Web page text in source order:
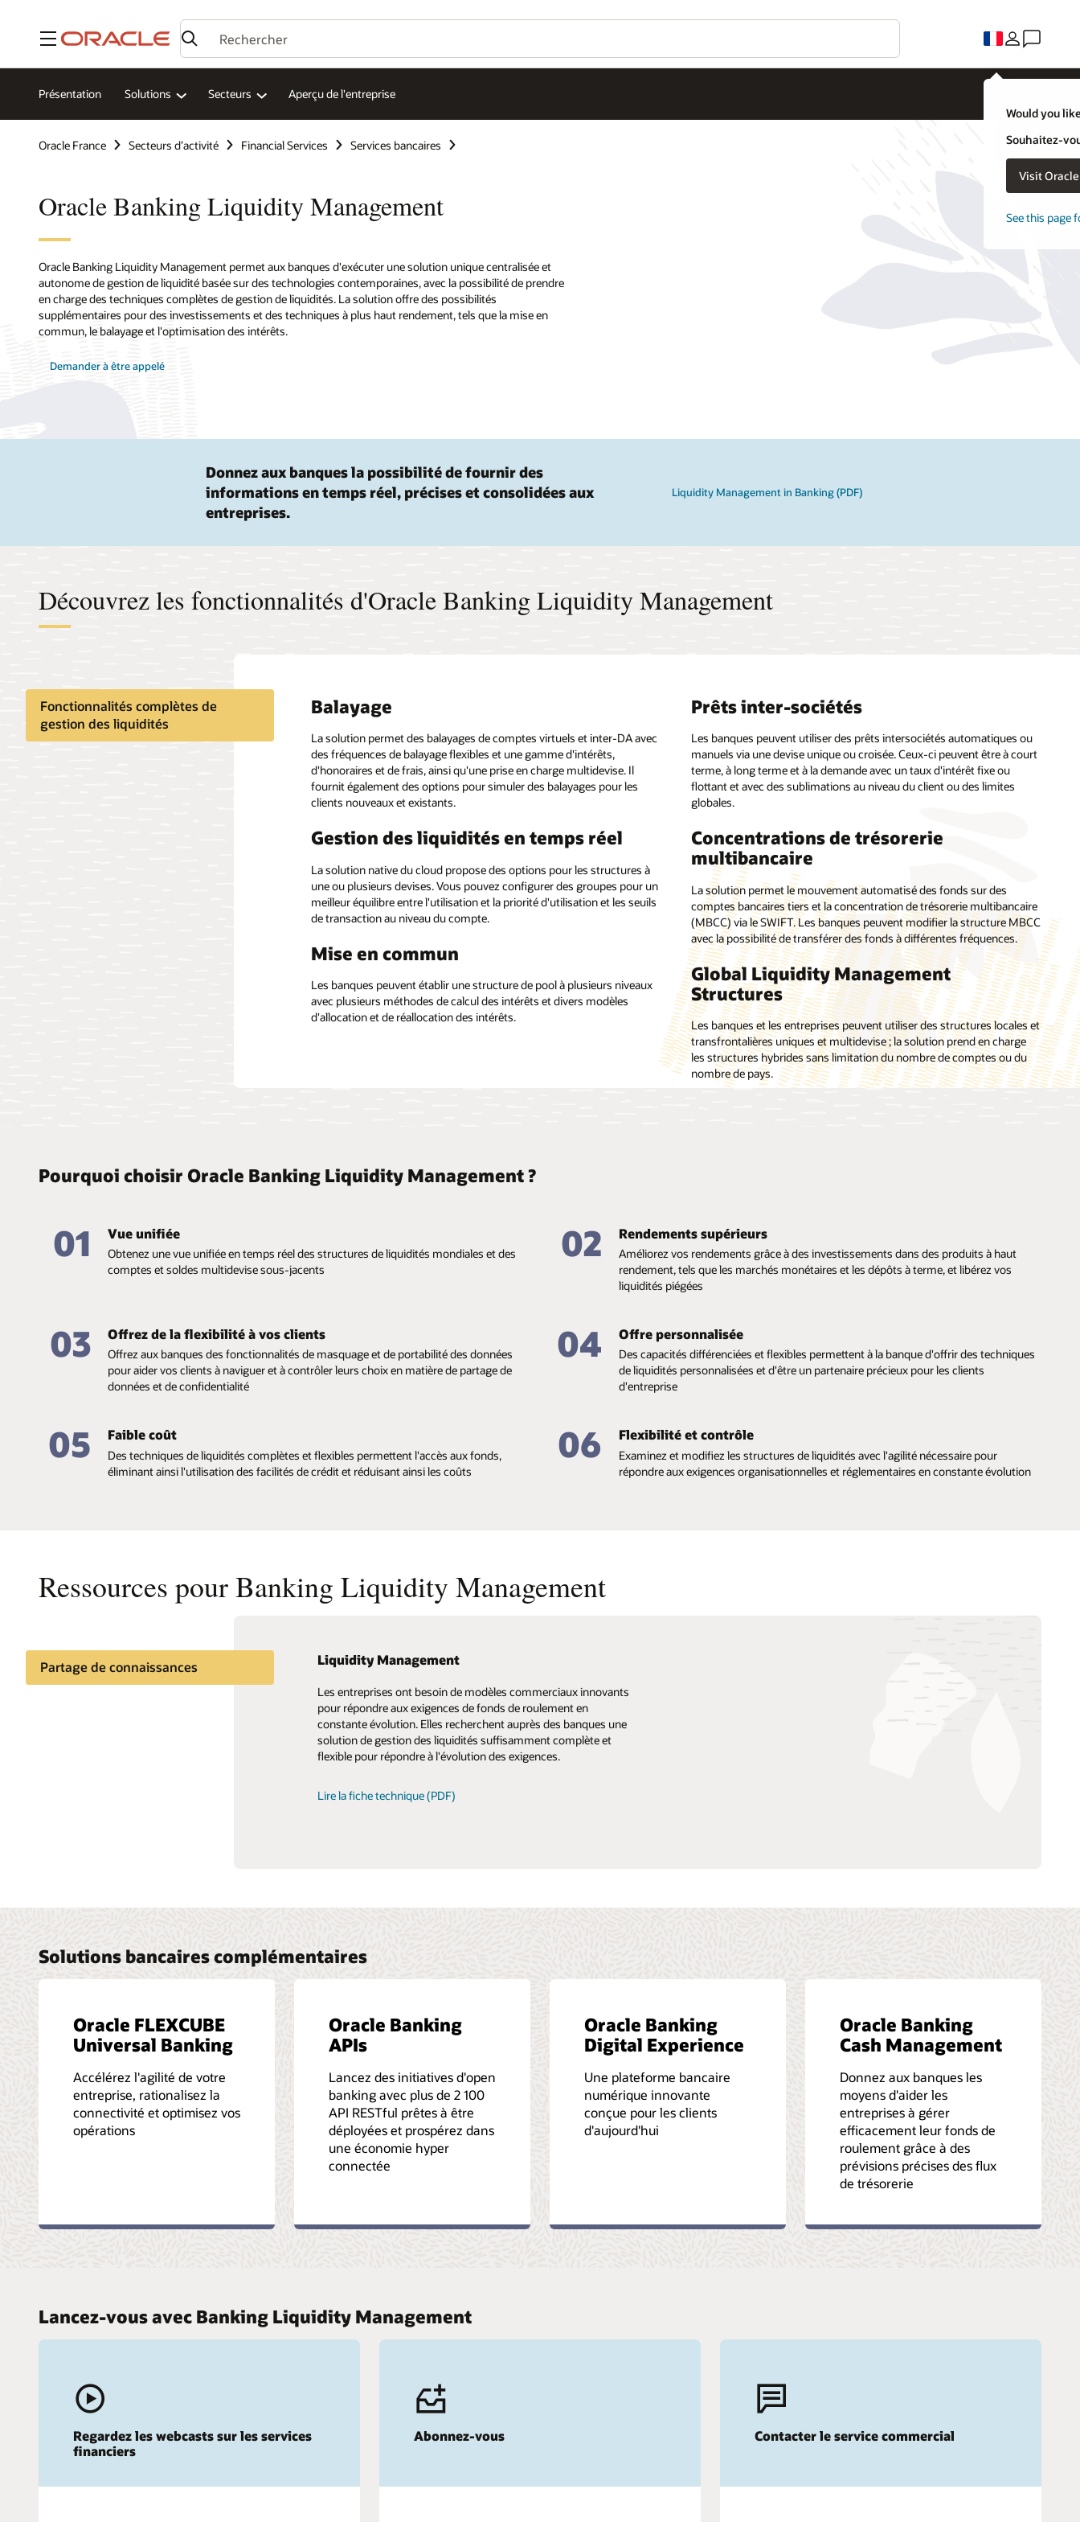
Menu
Would you
Souhaitez-
Visit
See this page
Présentation Solutions Secteurs Aperçu de l'entreprise
Oracle France Secteurs d’activité Financial Services Services bancaires
Oracle Banking Liquidity Management
Oracle Banking Liquidity Management permet aux banques d'exécuter une solution unique centralisée et
autonome de gestion de liquidité basée sur des technologies contemporaines, avec la possibilité de prendre
en charge des techniques complètes de gestion de liquidités. La solution offre des possibilités
supplémentaires pour des investissements et des techniques à plus haut rendement, tels que la mise en
commun, le balayage et l'optimisation des intérêts.
Demander à être appelé
Donnez aux banques la possibilité de fournir des
informations en temps réel, précises et consolidées aux
entreprises.
Liquidity Management in Banking (PDF)
Découvrez les fonctionnalités d'Oracle Banking Liquidity Management
Fonctionnalités complètes de
gestion des liquidités
Balayage
La solution permet des balayages de comptes virtuels et inter-DA avec
des fréquences de balayage flexibles et une gamme d'intérêts,
d'honoraires et de frais, ainsi qu'une prise en charge multidevise. Il
fournit également des options pour simuler des balayages pour les
clients nouveaux et existants.
Gestion des liquidités en temps réel
La solution native du cloud propose des options pour les structures à
une ou plusieurs devises. Vous pouvez configurer des groupes pour un
meilleur équilibre entre l'utilisation et la priorité d'utilisation et les seuils
de transaction au niveau du compte.
Mise en commun
Les banques peuvent établir une structure de pool à plusieurs niveaux
avec plusieurs méthodes de calcul des intérêts et divers modèles
d'allocation et de réallocation des intérêts.
Prêts inter-sociétés
Les banques peuvent utiliser des prêts intersociétés automatiques ou
manuels via une devise unique ou croisée. Ceux-ci peuvent être à court
terme, à long terme et à la demande avec un taux d'intérêt fixe ou
flottant et avec des sublimations au niveau du client ou des limites
globales.
Concentrations de trésorerie
multibancaire
La solution permet le mouvement automatisé des fonds sur des
comptes bancaires tiers et la concentration de trésorerie multibancaire
(MBCC) via le SWIFT. Les banques peuvent modifier la structure MBCC
avec la possibilité de transférer des fonds à différentes fréquences.
Global Liquidity Management
Structures
Les banques et les entreprises peuvent utiliser des structures locales et
transfrontalières uniques et multidevise ; la solution prend en charge
les structures hybrides sans limitation du nombre de comptes ou du
nombre de pays.
Pourquoi choisir Oracle Banking Liquidity Management ?
01 Vue unifiée
Obtenez une vue unifiée en temps réel des structures de liquidités mondiales et des
comptes et soldes multidevise sous-jacents
02 Rendements supérieurs
Améliorez vos rendements grâce à des investissements dans des produits à haut
rendement, tels que les marchés monétaires et les dépôts à terme, et libérez vos
liquidités piégées
03 Offrez de la flexibilité à vos clients
Offrez aux banques des fonctionnalités de masquage et de portabilité des données
pour aider vos clients à naviguer et à contrôler leurs choix en matière de partage de
données et de confidentialité
04 Offre personnalisée
Des capacités différenciées et flexibles permettent à la banque d'offrir des techniques
de liquidités personnalisées et d'être un partenaire précieux pour les clients
d'entreprise
05 Faible coût
Des techniques de liquidités complètes et flexibles permettent l'accès aux fonds,
éliminant ainsi l'utilisation des facilités de crédit et réduisant ainsi les coûts
06 Flexibilité et contrôle
Examinez et modifiez les structures de liquidités avec l'agilité nécessaire pour
répondre aux exigences organisationnelles et réglementaires en constante évolution
Ressources pour Banking Liquidity Management
Partage de connaissances Liquidity Management
Les entreprises ont besoin de modèles commerciaux innovants
pour répondre aux exigences de fonds de roulement en
constante évolution. Elles recherchent auprès des banques une
solution de gestion des liquidités suffisamment complète et
flexible pour répondre à l'évolution des exigences.
Lire la fiche technique (PDF)
Documentation sur les services financiers
Oracle propose un large éventail de documents et de tutoriels
qui vous aideront à en savoir plus sur la gestion des liquidités
dans le secteur bancaire. Vous trouverez toutes ces ressources
et plus encore dans Oracle Help Center.
Communautés Oracle
Obtenez et partagez des informations, des questions et des
commentaires sur les nouvelles technologies.
Rejoignez notre communauté
Solutions bancaires complémentaires
Oracle FLEXCUBE
Universal Banking
Accélérez l'agilité de votre
entreprise, rationalisez la
connectivité et optimisez vos
opérations
Oracle Banking
APIs
Lancez des initiatives d'open
banking avec plus de 2 100
API RESTful prêtes à être
déployées et prospérez dans
une économie hyper
connectée
Oracle Banking
Digital Experience
Une plateforme bancaire
numérique innovante
conçue pour les clients
d'aujourd'hui
Oracle Banking
Cash Management
Donnez aux banques les
moyens d'aider les
entreprises à gérer
efficacement leur fonds de
roulement grâce à des
prévisions précises des flux
de trésorerie
Lancez-vous avec Banking Liquidity Management
Regardez les webcasts sur les services
financiers
Abonnez-vous Contacter le service commercial